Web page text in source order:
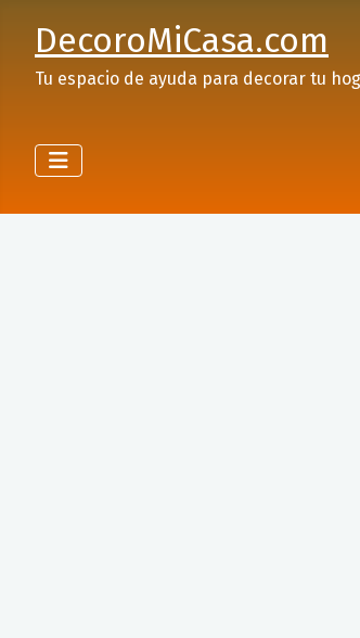
DecoroMiCasa.com
Tu espacio de ayuda para decorar tu